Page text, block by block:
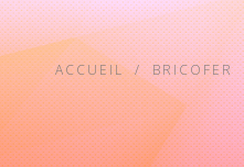
ACCUEIL BRICOFER